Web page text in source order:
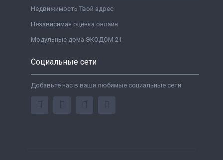
Недвижимость Твой адрес
Независимая оценка онлайн
Модульные дома ЭКОДОМ 21
Социальные сети
Добавьте нас в ваши любимые социальные сети